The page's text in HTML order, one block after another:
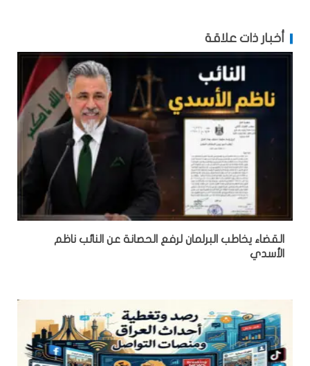
أخبار ذات علاقة
القضاء يخاطب البرلمان لرفع الحصانة عن النائب ناظم
الأسدي